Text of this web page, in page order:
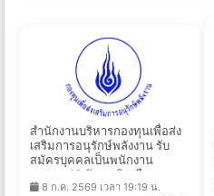
สํานักงานบริหารกองทุนเพื่อส่ง
เสริมการอนุรักษ์พลังงาน รับ
สมัครบุคคลเป็นพนักงาน
กองทุน 13 อัตรา เงินเดือน
21,780 - 24,840 บาท ตั้งแต่
8 ก.ค. 2569 เวลา 19:19 น.